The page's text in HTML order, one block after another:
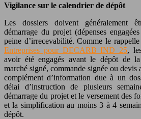
Vigilance sur le calendrier de dépôt
Les dossiers doivent généralement
démarrage du projet (dépenses
peine d’irrecevabilité. Comme le
Entreprises pour DECARB IND 25,
avoir été engagés avant le dépôt de la
marché signé, commande signée ou devis
complément d’information due à un
délai d’instruction de plusieurs
démarrage du projet et le versement des
et la simplification au moins 3 à 4
dépôt.